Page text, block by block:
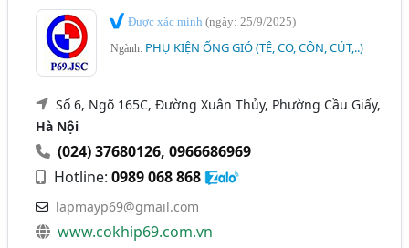
Được xác minh(ngày: 25/9/2025)
Ngành: PHỤ KIỆN ỐNG GIÓ (TÊ, CO, CÔN, CÚT,..)
Số 6, Ngõ 165C, Đường Xuân Thủy, Phường Cầu Giấy,
Hà Nội
(024) 37680126,0966686969
Hotline:0989 068 868
lapmayp69@gmail.com
www.cokhip69.com.vn